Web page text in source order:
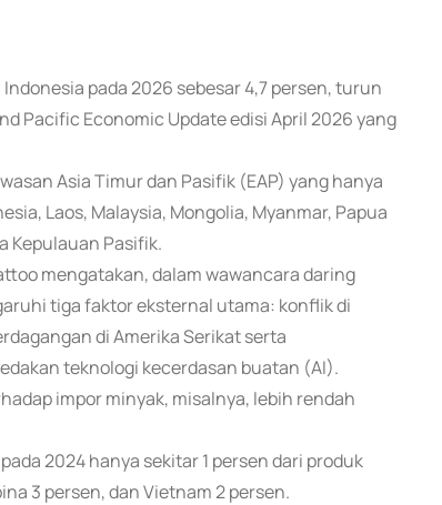
pada 2026 sebesar 4,7 persen, turun
Pacific Economic Update edisi April 2026 yang
Asia Timur dan Pasifik (EAP) yang hanya
Laos, Malaysia, Mongolia, Myanmar, Papua
Kepulauan Pasifik.
mengatakan, dalam wawancara daring
tiga faktor eksternal utama: konflik di
di Amerika Serikat serta
teknologi kecerdasan buatan (AI).
impor minyak, misalnya, lebih rendah
2024 hanya sekitar 1 persen dari produk
3 persen, dan Vietnam 2 persen.